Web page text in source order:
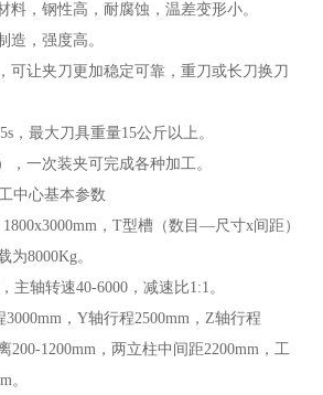
料，钢性高，耐腐蚀，温差变形小。
造，强度高。
可让夹刀更加稳定可靠，重刀或长刀换刀
，最大刀具重量15公斤以上。
，一次装夹可完成各种加工。
中心基本参数
，T型槽（数目—尺寸x间距）
为8000Kg。
主轴转速40-6000，减速比1:1。
，Y轴行程2500mm，Z轴行程
200-1200mm，两立柱中间距2200mm，工
。